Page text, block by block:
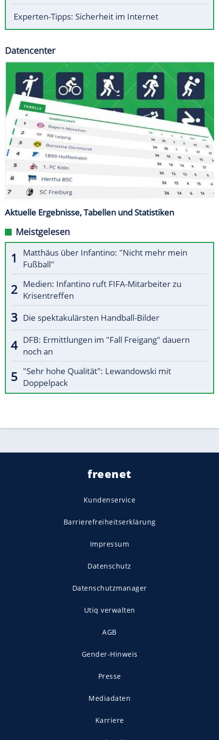
Experten-Tipps: Sicherheit im Internet
Datencenter
Aktuelle Ergebnisse, Tabellen und Statistiken
Meistgelesen
Matthäus über Infantino: "Nicht mehr mein
Fußball"
Medien: Infantino ruft FIFA-Mitarbeiter zu
Krisentreffen
Die spektakulärsten Handball-Bilder
DFB: Ermittlungen im "Fall Freigang" dauern
noch an
"Sehr hohe Qualität": Lewandowski mit
Doppelpack
freenet
Kundenservice
Barrierefreiheitserklärung
Impressum
Datenschutz
Datenschutzmanager
Utiq verwalten
AGB
Gender-Hinweis
Presse
Mediadaten
Karriere